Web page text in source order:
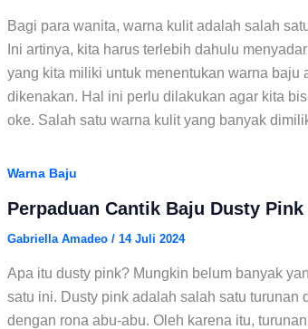
Bagi para wanita, warna kulit adalah salah
Ini artinya, kita harus terlebih dahulu
yang kita miliki untuk menentukan warna baju
dikenakan. Hal ini perlu dilakukan agar kita
oke. Salah satu warna kulit yang banyak
Warna Baju
Perpaduan Cantik Baju Dusty
Gabriella Amadeo / 14 Juli 2024
Apa itu dusty pink? Mungkin belum banyak
satu ini. Dusty pink adalah salah satu turunan
dengan rona abu-abu. Oleh karena itu,